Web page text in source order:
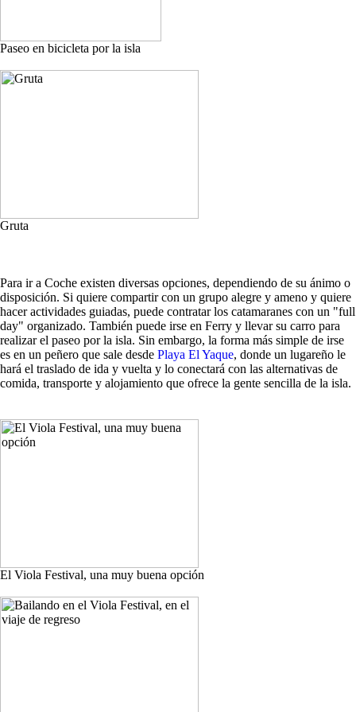
Paseo en bicicleta por la isla
Gruta
Para ir a Coche existen diversas opciones, dependiendo de su ánimo o
disposición. Si quiere compartir con un grupo alegre y ameno y quiere
hacer actividades guiadas, puede contratar los catamaranes con un "full
day" organizado. También puede irse en Ferry y llevar su carro para
realizar el paseo por la isla. Sin embargo, la forma más simple de irse
es en un peñero que sale desde Playa El Yaque, donde un lugareño le
hará el traslado de ida y vuelta y lo conectará con las alternativas de
comida, transporte y alojamiento que ofrece la gente sencilla de la isla.
El Viola Festival, una muy buena opción